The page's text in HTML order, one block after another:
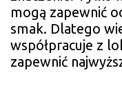
mogą zapewnić
smak. Dlatego
współpracuje z
zapewnić